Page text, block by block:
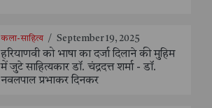
कला-साहित्य / September 19, 2025
हरियाणवी को भाषा का दर्जा दिलाने की मुहिम
में जुटे साहित्यकार डॉ. चंद्रदत्त शर्मा - डॉ.
नवलपाल प्रभाकर दिनकर